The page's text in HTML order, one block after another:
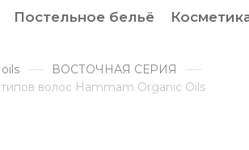
Постельное бельё
ВОСТОЧНАЯ СЕРИЯ
волос Hammam Organic Oils